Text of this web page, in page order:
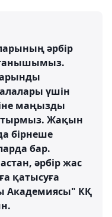
әрбір
үшін
маңызды
Жақын
бірнеше
бар.
әрбір жас
қатысуға
Академиясы" КҚ